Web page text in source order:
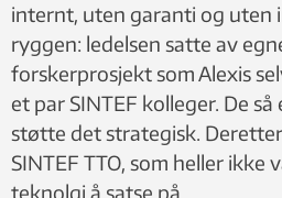
internt, uten garanti og uten
ryggen: ledelsen satte av
forskerprosjekt som Alexis
et par SINTEF kolleger. De
støtte det strategisk.
SINTEF TTO, som heller ikke
teknolgi å satse på.